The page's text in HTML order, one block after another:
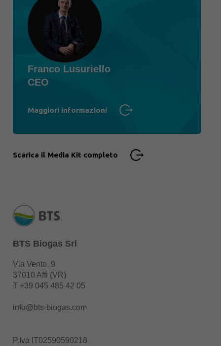
Franco Lusuriello
CEO
Maggiori informazioni
Scarica il Media Kit completo
BTS Biogas Srl
Via Vento, 9
37010 Affi (VR)
T +39 045 485 42 05
info@bts-biogas.com
P.Iva IT02590590218